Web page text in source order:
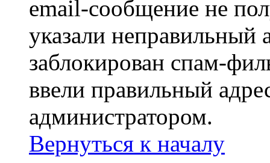
email-сообщение не
указали неправильный
заблокирован спам-
ввели правильный
администратором.
Вернуться к началу